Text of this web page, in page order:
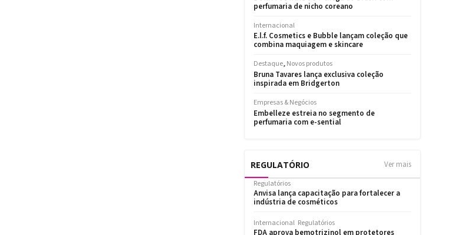
REGULATÓRIO Ver mais
Regulatórios
Anvisa lança capacitação para fortalecer a
indústria de cosméticos
Internacional Regulatórios
FDA aprova bemotrizinol em protetores